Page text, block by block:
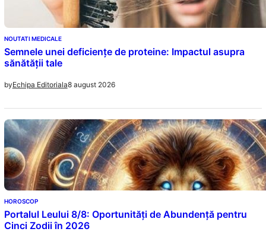
NOUTATI MEDICALE
Semnele unei deficiențe de proteine: Impactul asupra
sănătății tale
byEchipa Editoriala8 august 2026
HOROSCOP
Portalul Leului 8/8: Oportunități de Abundență pentru
Cinci Zodii în 2026